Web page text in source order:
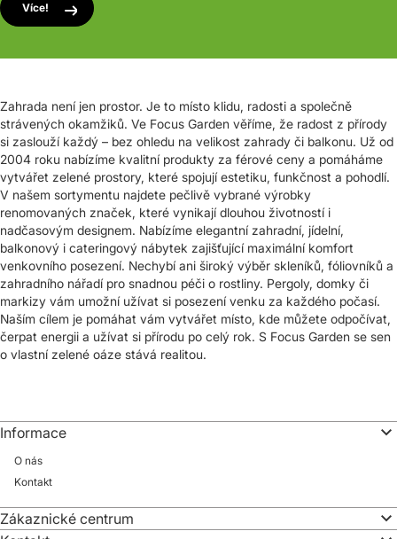
Více!
Zahrada není jen prostor. Je to místo klidu, radosti a společně
strávených okamžiků. Ve Focus Garden věříme, že radost z přírody
si zaslouží každý – bez ohledu na velikost zahrady či balkonu. Už od
2004 roku nabízíme kvalitní produkty za férové ceny a pomáháme
vytvářet zelené prostory, které spojují estetiku, funkčnost a pohodlí.
V našem sortymentu najdete pečlivě vybrané výrobky
renomovaných značek, které vynikají dlouhou životností i
nadčasovým designem. Nabízíme elegantní zahradní, jídelní,
balkonový i cateringový nábytek zajišťující maximální komfort
venkovního posezení. Nechybí ani široký výběr skleníků, fóliovníků a
zahradního nářadí pro snadnou péči o rostliny. Pergoly, domky či
markizy vám umožní užívat si posezení venku za každého počasí.
Naším cílem je pomáhat vám vytvářet místo, kde můžete odpočívat,
čerpat energii a užívat si přírodu po celý rok. S Focus Garden se sen
o vlastní zelené oáze stává realitou.
Informace
O nás
Kontakt
Zákaznické centrum